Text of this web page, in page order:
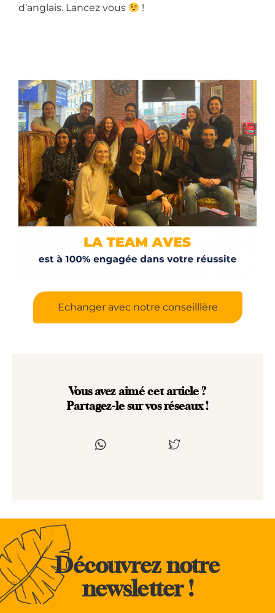
d’anglais. Lancez vous
!
Echanger avec notre conseilllère
Vous avez aimé cet article ?
Partagez-le sur vos réseaux !
Découvrez notre
newsletter !